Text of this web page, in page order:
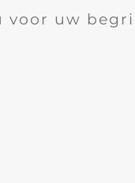
voor uw